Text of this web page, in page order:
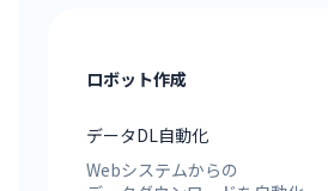
ロボット作成
データDL自動化
Webシステムからの